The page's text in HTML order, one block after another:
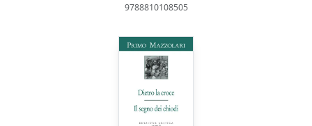
9788810108505